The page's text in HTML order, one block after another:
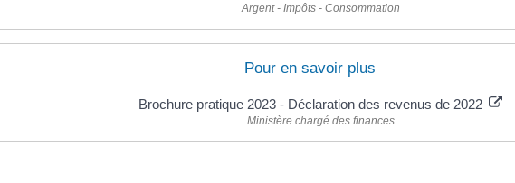
Argent - Impôts - Consommation
Pour en savoir plus
Brochure pratique 2023 - Déclaration des revenus de 2022
Ministère chargé des finances